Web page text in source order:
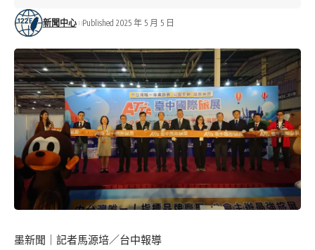
新聞中心 Published 2025 年 5 月 5 日
墨新聞
｜記者馬源培／台中報導